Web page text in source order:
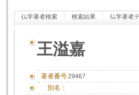
仏学著者検索 検索結果 仏学著者
王溢嘉
著者番号29467
別名：